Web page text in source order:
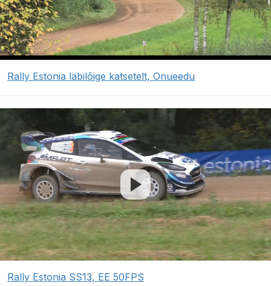
Rally Estonia läbilõige katsetelt, Onueedu
Rally Estonia SS13, EE 50FPS